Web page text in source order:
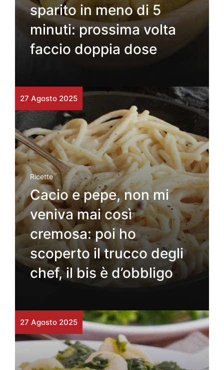
sparito in meno di 5
minuti: prossima volta
faccio doppia dose
27 Agosto 2025
Ricette
Cacio e pepe, non mi
veniva mai così
cremosa: poi ho
scoperto il trucco degli
chef, il bis è d’obbligo
27 Agosto 2025